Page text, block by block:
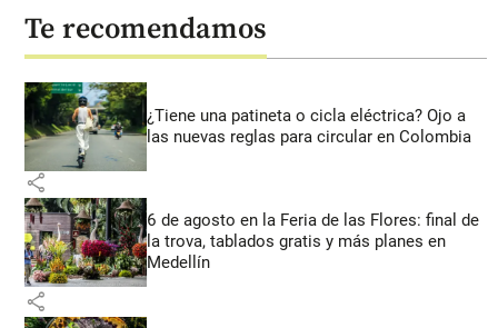
Te recomendamos
¿Tiene una patineta o cicla eléctrica? Ojo a
las nuevas reglas para circular en Colombia
share
6 de agosto en la Feria de las Flores: final de
la trova, tablados gratis y más planes en
Medellín
share